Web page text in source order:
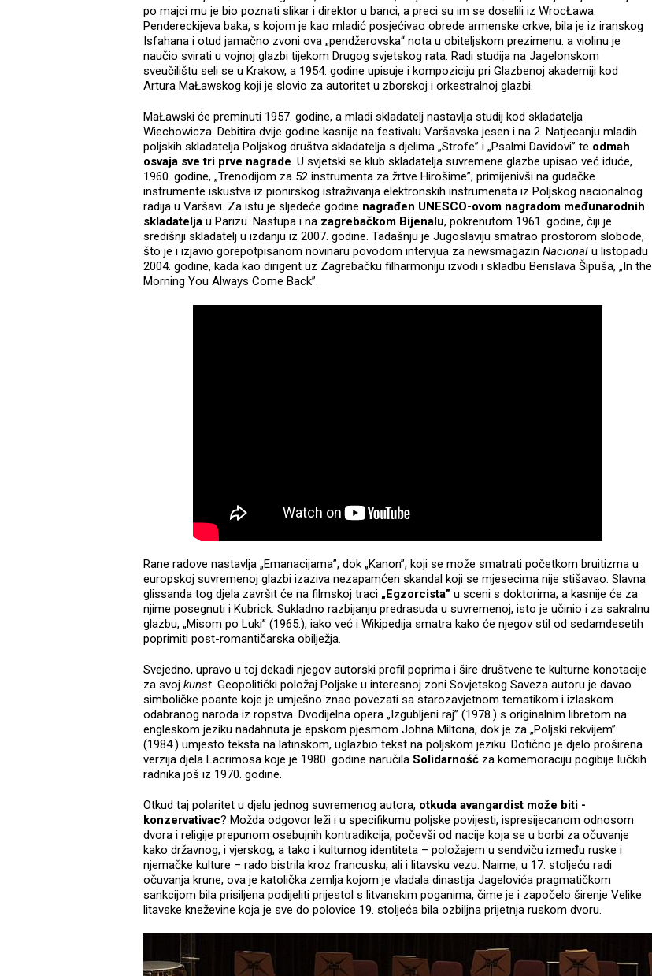
po majci mu je bio poznati slikar i direktor u banci, a preci su im se doselili iz WrocŁawa.
Pendereckijeva baka, s kojom je kao mladić posjećivao obrede armenske crkve, bila je iz iranskog
Isfahana i otud jamačno zvoni ova „pendžerovska“ nota u obiteljskom prezimenu. a violinu je
naučio svirati u vojnoj glazbi tijekom Drugog svjetskog rata. Radi studija na Jagelonskom
sveučilištu seli se u Krakow, a 1954. godine upisuje i kompoziciju pri Glazbenoj akademiji kod
Artura MaŁawskog koji je slovio za autoritet u zborskoj i orkestralnoj glazbi.
MaŁawski će preminuti 1957. godine, a mladi skladatelj nastavlja studij kod skladatelja
Wiechowicza. Debitira dvije godine kasnije na festivalu Varšavska jesen i na 2. Natjecanju mladih
poljskih skladatelja Poljskog društva skladatelja s djelima „Strofe” i „Psalmi Davidovi” te odmah
osvaja sve tri prve nagrade. U svjetski se klub skladatelja suvremene glazbe upisao već iduće,
1960. godine, „Trenodijom za 52 instrumenta za žrtve Hirošime”, primijenivši na gudačke
instrumente iskustva iz pionirskog istraživanja elektronskih instrumenata iz Poljskog nacionalnog
radija u Varšavi. Za istu je sljedeće godine nagrađen UNESCO-ovom nagradom međunarodnih
skladatelja u Parizu. Nastupa i na zagrebačkom Bijenalu, pokrenutom 1961. godine, čiji je
središnji skladatelj u izdanju iz 2007. godine. Tadašnju je Jugoslaviju smatrao prostorom slobode,
što je i izjavio gorepotpisanom novinaru povodom intervjua za newsmagazin Nacional u listopadu
2004. godine, kada kao dirigent uz Zagrebačku filharmoniju izvodi i skladbu Berislava Šipuša, „In the
Morning You Always Come Back”.
Rane radove nastavlja „Emanacijama”, dok „Kanon”, koji se može smatrati početkom bruitizma u
europskoj suvremenoj glazbi izaziva nezapamćen skandal koji se mjesecima nije stišavao. Slavna
glissanda tog djela završit će na filmskoj traci „Egzorcista” u sceni s doktorima, a kasnije će za
njime posegnuti i Kubrick. Sukladno razbijanju predrasuda u suvremenoj, isto je učinio i za sakralnu
glazbu, „Misom po Luki” (1965.), iako već i Wikipedija smatra kako će njegov stil od sedamdesetih
poprimiti post-romantičarska obilježja.
Svejedno, upravo u toj dekadi njegov autorski profil poprima i šire društvene te kulturne konotacije
za svoj kunst. Geopolitički položaj Poljske u interesnoj zoni Sovjetskog Saveza autoru je davao
simboličke poante koje je umješno znao povezati sa starozavjetnom tematikom i izlaskom
odabranog naroda iz ropstva. Dvodijelna opera „Izgubljeni raj” (1978.) s originalnim libretom na
engleskom jeziku nadahnuta je epskom pjesmom Johna Miltona, dok je za „Poljski rekvijem”
(1984.) umjesto teksta na latinskom, uglazbio tekst na poljskom jeziku. Dotično je djelo proširena
verzija djela Lacrimosa koje je 1980. godine naručila Solidarność za komemoraciju pogibije lučkih
radnika još iz 1970. godine.
Otkud taj polaritet u djelu jednog suvremenog autora, otkuda avangardist može biti -
konzervativac? Možda odgovor leži i u specifikumu poljske povijesti, ispresijecanom odnosom
dvora i religije prepunom osebujnih kontradikcija, počevši od nacije koja se u borbi za očuvanje
kako državnog, i vjerskog, a tako i kulturnog identiteta – položajem u sendviču između ruske i
njemačke kulture – rado bistrila kroz francusku, ali i litavsku vezu. Naime, u 17. stoljeću radi
očuvanja krune, ova je katolička zemlja kojom je vladala dinastija Jagelovića pragmatičkom
sankcijom bila prisiljena podijeliti prijestol s litvanskim poganima, čime je i započelo širenje Velike
litavske kneževine koja je sve do polovice 19. stoljeća bila ozbiljna prijetnja ruskom dvoru.